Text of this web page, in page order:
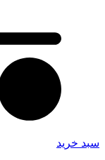
سبد خرید